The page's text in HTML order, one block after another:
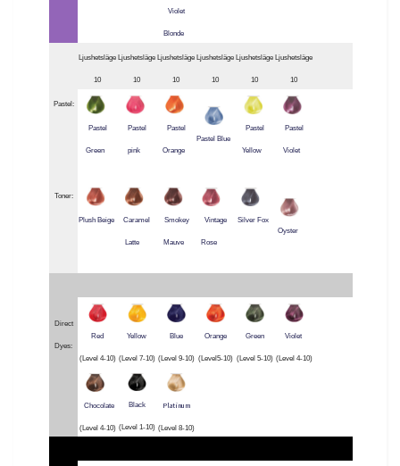
Violet
Blonde
Ljushetsläge
10
Ljushetsläge
10
Ljushetsläge
10
Ljushetsläge
10
Ljushetsläge
10
Ljushetsläge
10
Pastel:
Pastel
Green
Pastel
pink
Pastel
Orange
Pastel Blue
Pastel
Yellow
Pastel
Violet
Toner:
Plush Beige Caramel
Latte
Smokey
Mauve
Vintage
Rose
Silver Fox
Oyster
Direct
Dyes:
Red
(Level 4-10)
Yellow
(Level 7-10)
Blue
(Level 9-10)
Orange
(Level5-10)
Green
(Level 5-10)
Violet
(Level 4-10)
Chocolate
(Level 4-10)
Black
(Level 1-10)
Platinum
(Level 8-10)